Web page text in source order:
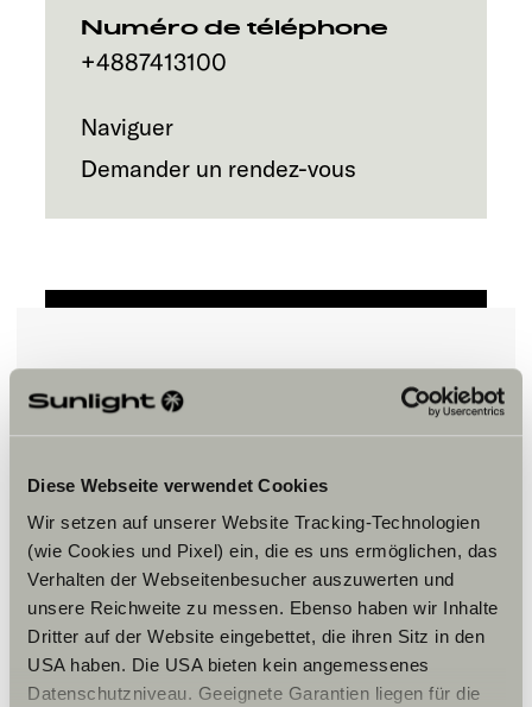
Diese Webseite verwendet Cookies
Wir setzen auf unserer Website Tracking-Technologien
(wie Cookies und Pixel) ein, die es uns ermöglichen, das
Verhalten der Webseitenbesucher auszuwerten und
unsere Reichweite zu messen. Ebenso haben wir Inhalte
Dritter auf der Website eingebettet, die ihren Sitz in den
USA haben. Die USA bieten kein angemessenes
Datenschutzniveau. Geeignete Garantien liegen für die
Numéro de téléphone
+4887413100
Naviguer
Demander un rendez-vous
Veuillez accepter les cookies pour
Paramètre des cookies